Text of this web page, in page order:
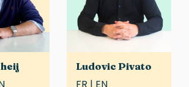
Ludovic Pivato